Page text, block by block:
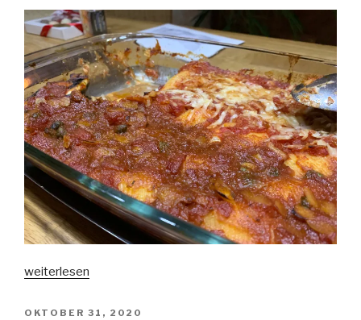
„Conchiglioni
Scatola“
weiterlesen
VERÖFFENTLICHT
OKTOBER 31, 2020